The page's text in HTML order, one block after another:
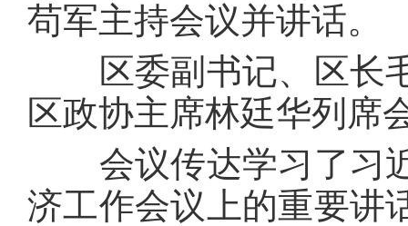
苟军主持会议并讲话。
区委副书记、区长毛
区政协主席林廷华列席
会议传达学习了习近
济工作会议上的重要讲